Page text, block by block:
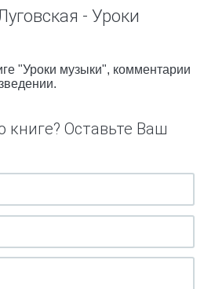
- Уроки
"Уроки музыки", комментарии
книге? Оставьте Ваш